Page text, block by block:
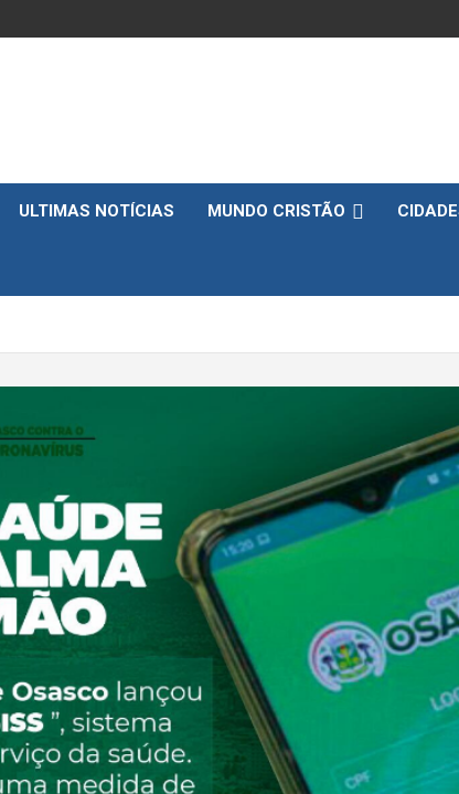
ULTIMAS NOTÍCIAS MUNDO CRISTÃO